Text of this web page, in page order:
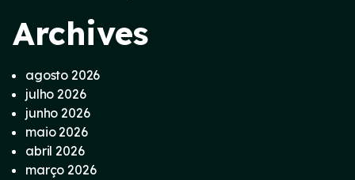
Archives
agosto 2026
julho 2026
junho 2026
maio 2026
abril 2026
março 2026